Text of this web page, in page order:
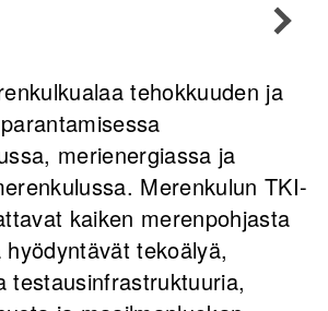
tehokkuuden ja
merienergiassa ja
Merenkulun TKI-
kaiken merenpohjasta
tekoälyä,
testausinfrastruktuuria,